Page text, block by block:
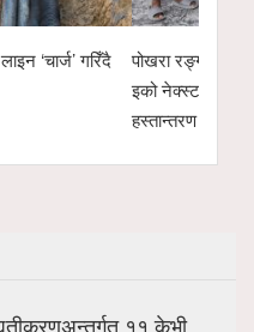
सहयोगः हाम्रो पोखरा उद्योग
उम्मेदवारको
११ केभी